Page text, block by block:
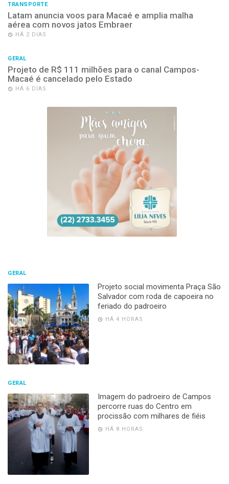
TRANSPORTE
Latam anuncia voos para Macaé e amplia malha
aérea com novos jatos Embraer
HÁ 2 DIAS
GERAL
Projeto de R$ 111 milhões para o canal Campos-
Macaé é cancelado pelo Estado
HÁ 6 DIAS
GERAL
Projeto social movimenta Praça São
Salvador com roda de capoeira no
feriado do padroeiro
HÁ 4 HORAS
GERAL
Imagem do padroeiro de Campos
percorre ruas do Centro em
procissão com milhares de fiéis
HÁ 8 HORAS